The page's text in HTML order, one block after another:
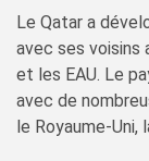
Le Qatar a
avec ses voisins
et les EAU. Le
avec de
le Royaume-Uni,